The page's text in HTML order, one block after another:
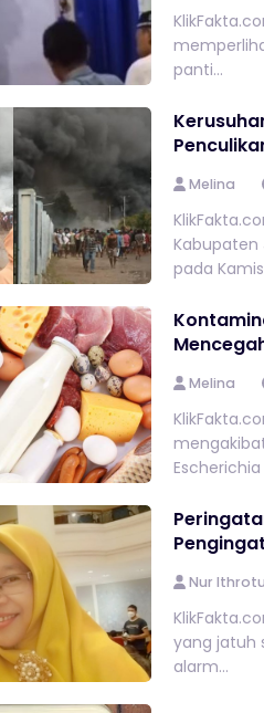
panti...
Melina
Kabupaten
pada
Melina
Escherichia
Nur
yang jatuh
alarm...